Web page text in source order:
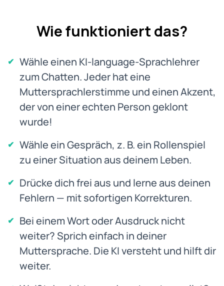
Wie funktioniert das?
Wähle einen KI-language-Sprachlehrer
zum Chatten. Jeder hat eine
Muttersprachlerstimme und einen Akzent,
der von einer echten Person geklont
wurde!
Wähle ein Gespräch, z. B. ein Rollenspiel
zu einer Situation aus deinem Leben.
Drücke dich frei aus und lerne aus deinen
Fehlern — mit sofortigen Korrekturen.
Bei einem Wort oder Ausdruck nicht
weiter? Sprich einfach in deiner
Muttersprache. Die KI versteht und hilft dir
weiter.